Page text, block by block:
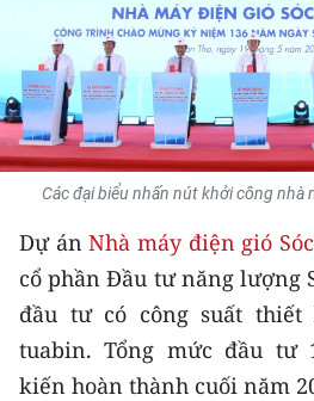
Y TẾ
KHOA HỌC - CÔNG NGHỆ
MÔI TRƯỜNG
BẠN ĐỌC
KIỂM CHỨNG THÔNG TIN
TRI THỨC CHUYÊN SÂU
54 DÂN TỘC VIỆT NAM
Các đại biểu nhấn nút khởi công nhà
Dự ánNhà máy điện gió
cổ phần Đầu tư năng lượng
đầu tư có công suất thiết
tuabin. Tổng mức đầu tư
kiến hoàn thành cuối năm